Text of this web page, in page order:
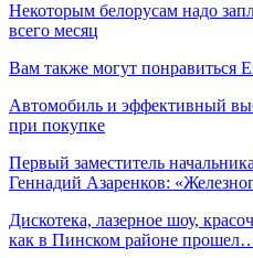
Некоторым белорусам надо
всего месяц
Вам также могут понравиться
Автомобиль и эффективный
при покупке
Первый заместитель
Геннадий Азаренков:
Дискотека, лазерное шоу,
как в Пинском районе